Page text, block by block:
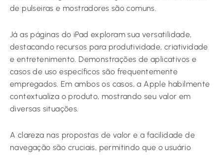
de pulseiras e mostradores são comuns.
Já as páginas do iPad exploram sua versatilidade,
destacando recursos para produtividade, criatividade
e entretenimento. Demonstrações de aplicativos e
casos de uso específicos são frequentemente
empregados. Em ambos os casos, a Apple habilmente
contextualiza o produto, mostrando seu valor em
diversas situações.
A clareza nas propostas de valor e a facilidade de
navegação são cruciais, permitindo que o usuário